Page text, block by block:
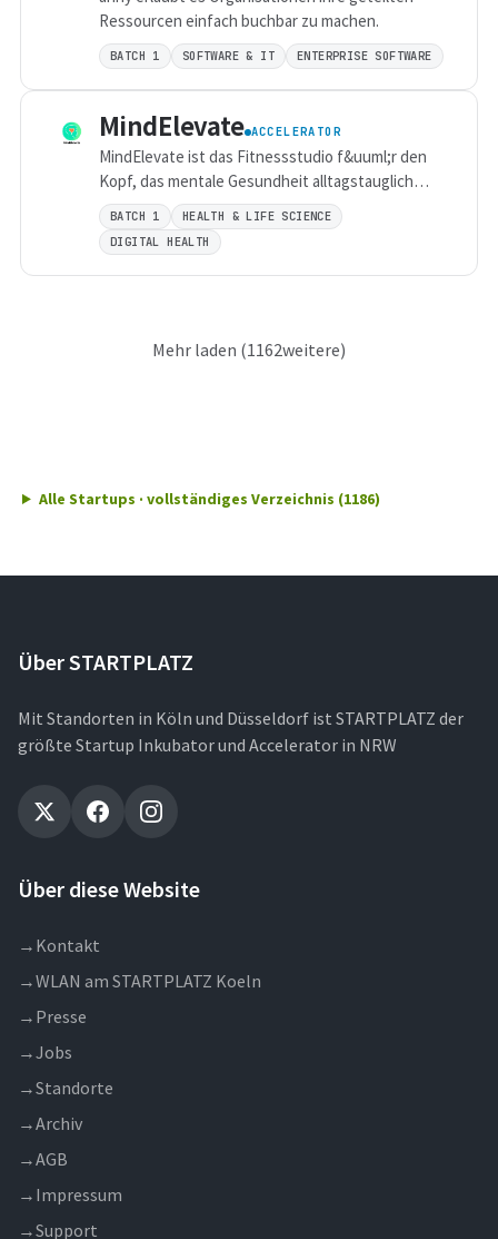
Ressourcen einfach buchbar zu machen.
BATCH 1 SOFTWARE & IT ENTERPRISE SOFTWARE
MindElevate ACCELERATOR
MindElevate ist das Fitnessstudio f&uuml;r den
Kopf, das mentale Gesundheit alltagstauglich
macht und in Unternehmen die L&uuml;cke
zwischen Einzelimpuls und Sozialberatung
schlie&szlig;t.
BATCH 1
HEALTH & LIFE SCIENCE
DIGITAL HEALTH
Mehr laden (1162weitere)
Alle Startups · vollständiges Verzeichnis (1186)
Über STARTPLATZ
Mit Standorten in Köln und Düsseldorf ist STARTPLATZ der
größte Startup Inkubator und Accelerator in NRW
Über diese Website
→ Kontakt
→WLAN am STARTPLATZ Koeln
→ Presse
→Jobs
→Standorte
→Archiv
→AGB
→ Impressum
→Support